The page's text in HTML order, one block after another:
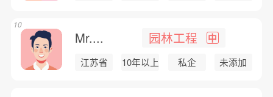
Mr.... 园林工程 中
江苏省 10年以上 私企 未添加
10